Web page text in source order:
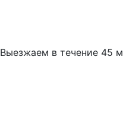
Выезжаем в течение 45